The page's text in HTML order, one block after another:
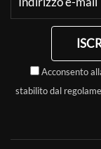
Acconsento
stabilito dal